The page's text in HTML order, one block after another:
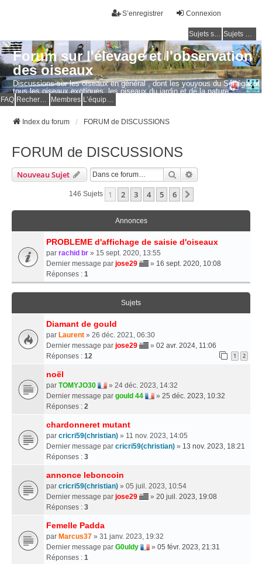
Connexion
S’enregistrer
Sujets sans réponse Sujets actifs
Forum sur l'élevage et l'observation
des oiseaux
Discussions sur les oiseaux en général , dont les youyous du Sénégal et
tous les oiseaux exotiques, les oiseaux du jardin et de la nature.
Questions, photos, expériences.
FAQ Membres
Index du forum FORUM de DISCUSSIONS
FORUM de DISCUSSIONS
Nouveau Sujet Rechercher
146 Sujets 1 2 3 4 5 6
Annonces
PROBLEME d'affichage de saisie d'oiseaux
par rachid br » 15 sept. 2020, 13:55
Dernier message par jose29 » 16 sept. 2020, 10:08
Réponses : 1
Sujets
Diamant de gould
par Laurent » 26 déc. 2021, 06:30
Dernier message par jose29 » 02 avr. 2024, 11:06
Réponses : 12 1 2
noël
par TOMYJO30
» 24 déc. 2023, 14:32
Dernier message par gould 44 » 25 déc. 2023, 10:32
Réponses : 2
chardonneret mutant
par cricri59(christian) » 11 nov. 2023, 14:05
Dernier message par cricri59(christian) » 13 nov. 2023, 18:21
Réponses : 3
annonce leboncoin
par cricri59(christian) » 05 juil. 2023, 10:54
Dernier message par jose29 » 20 juil. 2023, 19:08
Réponses : 3
Femelle Padda
par Marcus37 » 31 janv. 2023, 19:32
Dernier message par G0uldy » 05 févr. 2023, 21:31
Réponses : 1